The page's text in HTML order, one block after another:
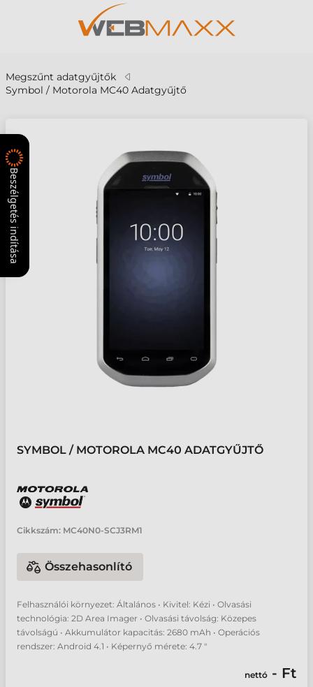
Megszűnt adatgyűjtők
Symbol / Motorola MC40 Adatgyűjtő
SYMBOL / MOTOROLA MC40 ADATGYŰJTŐ
Cikkszám: MC40N0-SCJ3RM1
Összehasonlító
Felhasználói környezet: Általános • Kivitel: Kézi • Olvasási
technológia: 2D Area Imager • Olvasási távolság: Közepes
távolságú • Akkumulátor kapacitás: 2680 mAh • Operációs
rendszer: Android 4.1 • Képernyő mérete: 4.7 "
nettó - Ft
Beszélgetés indítása